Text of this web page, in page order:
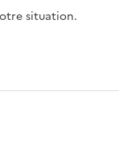
situation.